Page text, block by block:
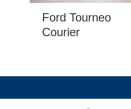
Ford Tourneo
Courier